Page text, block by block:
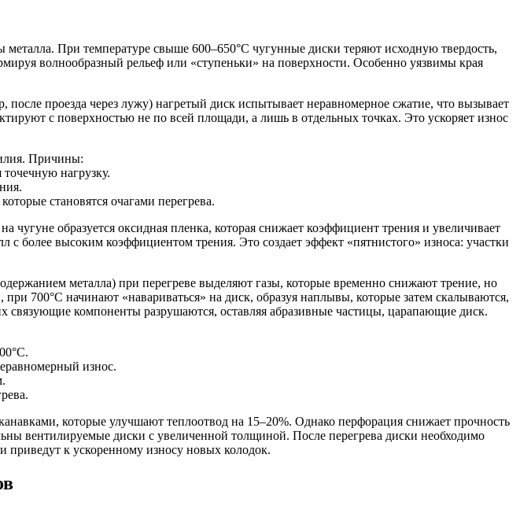
При температуре свыше 600–650°C чугунные диски теряют исходную твердость,
волнообразный рельеф или «ступеньки» на поверхности. Особенно уязвимы края
проезда через лужу) нагретый диск испытывает неравномерное сжатие, что вызывает
с поверхностью не по всей площади, а лишь в отдельных точках. Это ускоряет износ
Причины:
нагрузку.
становятся очагами перегрева.
образуется оксидная пленка, которая снижает коэффициент трения и увеличивает
более высоким коэффициентом трения. Это создает эффект «пятнистого» износа: участки
металла) при перегреве выделяют газы, которые временно снижают трение, но
700°C начинают «навариваться» на диск, образуя наплывы, которые затем скалываются,
связующие компоненты разрушаются, оставляя абразивные частицы, царапающие диск.
износ.
которые улучшают теплоотвод на 15–20%. Однако перфорация снижает прочность
вентилируемые диски с увеличенной толщиной. После перегрева диски необходимо
к ускоренному износу новых колодок.